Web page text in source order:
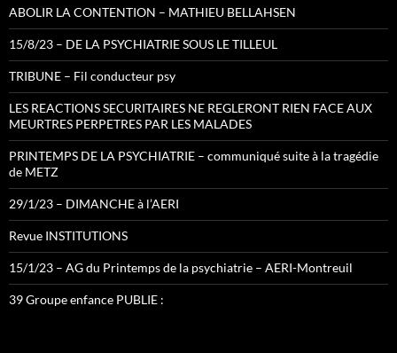
ABOLIR LA CONTENTION – MATHIEU BELLAHSEN
15/8/23 – DE LA PSYCHIATRIE SOUS LE TILLEUL
TRIBUNE – Fil conducteur psy
LES REACTIONS SECURITAIRES NE REGLERONT RIEN FACE AUX
MEURTRES PERPETRES PAR LES MALADES
PRINTEMPS DE LA PSYCHIATRIE – communiqué suite à la tragédie
de METZ
29/1/23 – DIMANCHE à l’AERI
Revue INSTITUTIONS
15/1/23 – AG du Printemps de la psychiatrie – AERI-Montreuil
39 Groupe enfance PUBLIE :